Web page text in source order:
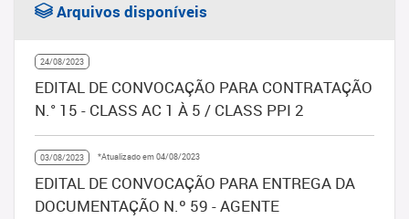
Arquivos disponíveis
24/08/2023
EDITAL DE CONVOCAÇÃO PARA CONTRATAÇÃO
N.° 15 - CLASS AC 1 À 5 / CLASS PPI 2
03/08/2023 *Atualizado em 04/08/2023
EDITAL DE CONVOCAÇÃO PARA ENTREGA DA
DOCUMENTAÇÃO N.º 59 - AGENTE